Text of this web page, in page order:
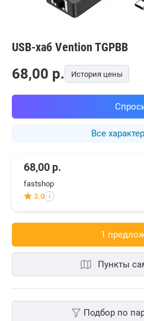
USB-хаб Vention TGPBB
Все
68,00 p. История цены
68,00 р.
fastshop
3.0 i
1
Пункты
Подбор по